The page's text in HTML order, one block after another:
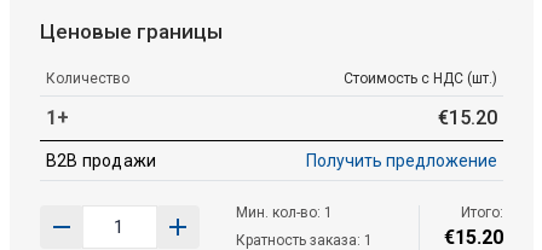
Ценовые границы
Количество Стоимость с НДС (шт.)
1+ €15.20
B2B продажи Получить предложение
Мин. кол-во: 1
Кратность заказа: 1
Итого:
€15.20